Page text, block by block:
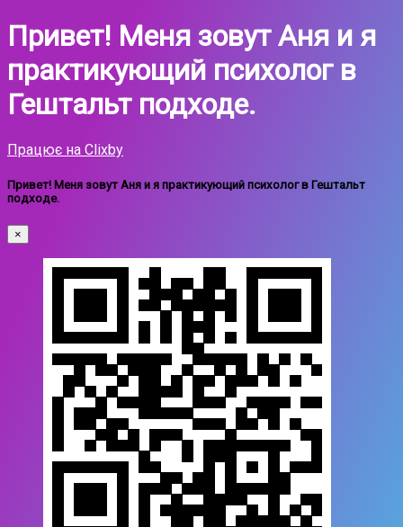
Привет! Меня зовут Аня и я
практикующий психолог в
Гештальт подходе.
Працює на Clixby
Привет! Меня зовут Аня и я практикующий психолог в Гештальт
подходе.
×